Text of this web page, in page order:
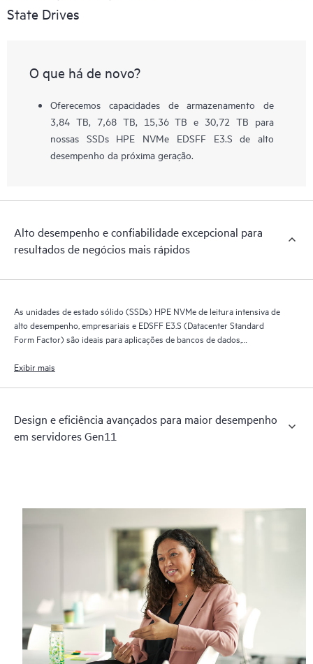
State Drives
O que há de novo?
Oferecemos capacidades de armazenamento de
3,84 TB, 7,68 TB, 15,36 TB e 30,72 TB para
nossas SSDs HPE NVMe EDSFF E3.S de alto
desempenho da próxima geração.
Alto desempenho e confiabilidade excepcional para
resultados de negócios mais rápidos
As unidades de estado sólido (SSDs) HPE NVMe de leitura intensiva de
alto desempenho, empresariais e EDSFF E3.S (Datacenter Standard
Form Factor) são ideais para aplicações de bancos de dados,
Exibir mais
Design e eficiência avançados para maior desempenho
em servidores Gen11